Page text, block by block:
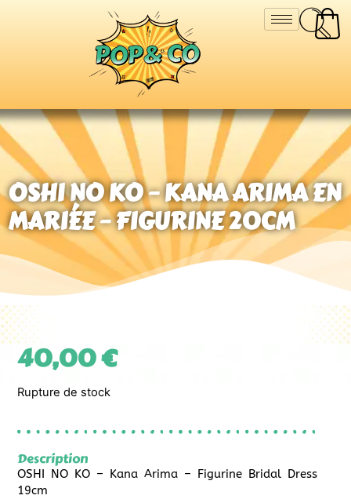
OSHI NO KO – KANA ARIMA EN
MARIÉE – FIGURINE 20CM
40,00€
Rupture de stock
Description
OSHI NO KO – Kana Arima – Figurine Bridal Dress
19cm